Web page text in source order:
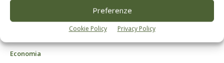
Preferenze
Cookie Policy Privacy Policy
DCB Milano" Roc n. 24344 del 11 marzo 2014
Agrofarmaci – Difesa
Economia